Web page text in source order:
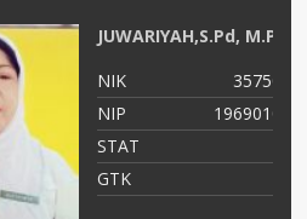
M.Pd
3575014601690001
196901062005012003